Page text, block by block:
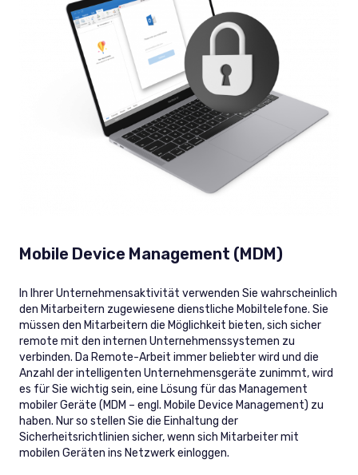
Mobile Device Management (MDM)
In Ihrer Unternehmensaktivität verwenden Sie wahrscheinlich
den Mitarbeitern zugewiesene dienstliche Mobiltelefone. Sie
müssen den Mitarbeitern die Möglichkeit bieten, sich sicher
remote mit den internen Unternehmenssystemen zu
verbinden. Da Remote-Arbeit immer beliebter wird und die
Anzahl der intelligenten Unternehmensgeräte zunimmt, wird
es für Sie wichtig sein, eine Lösung für das Management
mobiler Geräte (MDM – engl. Mobile Device Management) zu
haben. Nur so stellen Sie die Einhaltung der
Sicherheitsrichtlinien sicher, wenn sich Mitarbeiter mit
mobilen Geräten ins Netzwerk einloggen.